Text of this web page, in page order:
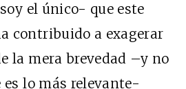
el único- que este
contribuido a exagerar
la mera brevedad –y no
lo más relevante-